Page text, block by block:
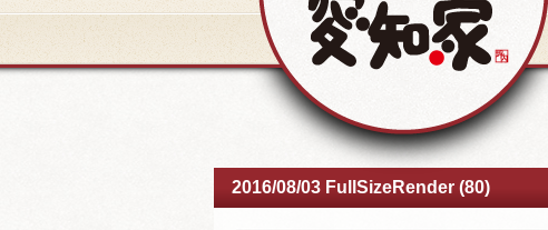
2016/08/03 FullSizeRender (80)